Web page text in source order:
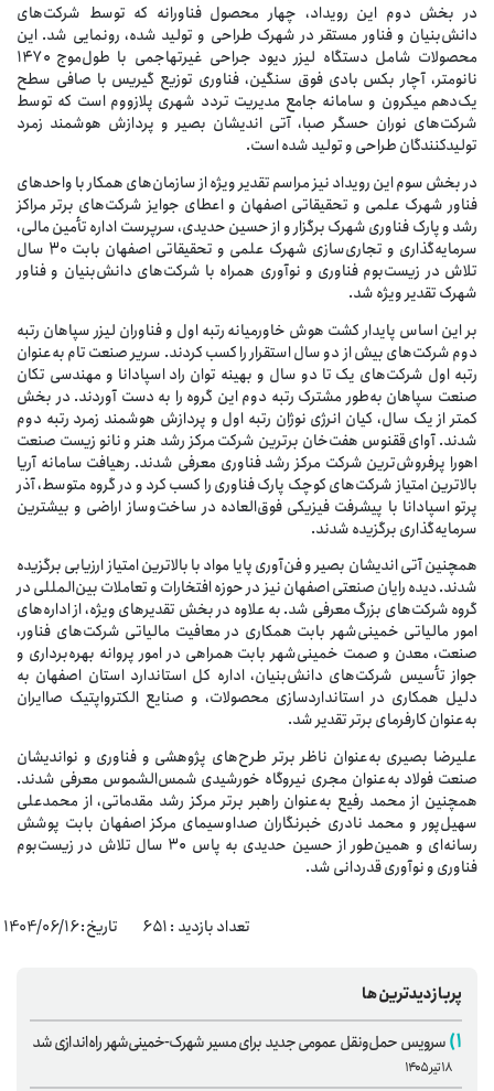
در بخش دوم این رویداد، چهار محصول فناورانه که توسط شرکت‌های
دانش‌بنیان و فناور مستقر در شهرک طراحی و تولید شده، رونمایی شد. این
محصولات شامل دستگاه لیزر دیود جراحی غیرتهاجمی با طول‌موج ۱۴۷۰
نانومتر، آچار بکس بادی فوق سنگین، فناوری توزیع گیریس با صافی سطح
یک‌دهم میکرون و سامانه جامع مدیریت تردد شهری پلازووم است که توسط
شرکت‌های نوران حسگر صبا، آتی اندیشان بصیر و پردازش هوشمند زمرد
تولیدکنندگان طراحی و تولید شده است.
در بخش سوم این رویداد نیز مراسم تقدیر ویژه از سازمان‌های همکار با واحدهای
فناور شهرک علمی و تحقیقاتی اصفهان و اعطای جوایز شرکت‌های برتر مراکز
رشد و پارک فناوری شهرک برگزار و از حسین حدیدی، سرپرست اداره تأمین مالی،
سرمایه‌گذاری و تجاری‌سازی شهرک علمی و تحقیقاتی اصفهان بابت 30 سال
تلاش در زیست‌بوم فناوری و نوآوری همراه با شرکت‌های دانش‌بنیان و فناور
شهرک تقدیر ویژه شد.
بر این اساس پایدار کشت هوش خاورمیانه رتبه اول و فناوران لیزر سپاهان رتبه
دوم شرکت‌های بیش از دو سال استقرار را کسب کردند. سریر صنعت تام به‌عنوان
رتبه اول شرکت‌های یک تا دو سال و بهینه توان راد اسپادانا و مهندسی تکان
صنعت سپاهان به‌طور مشترک رتبه دوم این گروه را به دست آوردند. در بخش
کمتر از یک سال، کیان انرژی نوژان رتبه اول و پردازش هوشمند زمرد رتبه دوم
شدند. آوای ققنوس هفت‌خان برترین شرکت مرکز رشد هنر و نانو زیست صنعت
اهورا پرفروش‌ترین شرکت مرکز رشد فناوری معرفی شدند. رهیافت سامانه آریا
بالاترین امتیاز شرکت‌های کوچک پارک فناوری را کسب کرد و در گروه متوسط، آذر
پرتو اسپادانا با پیشرفت فیزیکی فوق‌العاده در ساخت‌وساز اراضی و بیشترین
سرمایه‌گذاری برگزیده شدند.
همچنین آتی اندیشان بصیر و فن‌آوری پایا مواد با بالاترین امتیاز ارزیابی برگزیده
شدند. دیده رایان صنعتی اصفهان نیز در حوزه افتخارات و تعاملات بین‌المللی در
گروه شرکت‌های بزرگ معرفی شد. به علاوه در بخش تقدیرهای ویژه، از اداره‌های
امور مالیاتی خمینی‌شهر بابت همکاری در معافیت مالیاتی شرکت‌های فناور،
صنعت، معدن و صمت خمینی‌شهر بابت همراهی در امور پروانه بهره‌برداری و
جواز تأسیس شرکت‌های دانش‌بنیان، اداره کل استاندارد استان اصفهان به
دلیل همکاری در استانداردسازی محصولات، و صنایع الکترواپتیک صاایران
به‌عنوان کارفرمای برتر تقدیر شد.
علیرضا بصیری به‌عنوان ناظر برتر طرح‌های پژوهشی و فناوری و نواندیشان
صنعت فولاد به‌عنوان مجری نیروگاه خورشیدی شمس‌الشموس معرفی شدند.
همچنین از محمد رفیع به‌عنوان راهبر برتر مرکز رشد مقدماتی، از محمدعلی
سهیل‌پور و محمد نادری خبرنگاران صداوسیمای مرکز اصفهان بابت پوشش
رسانه‌ای و همین‌طور از حسین حدیدی به پاس ۳۰ سال تلاش در زیست‌بوم
فناوری و نوآوری قدردانی شد.
تعداد بازدید : ۶۵۱ تاریخ: 1404/06/16
پربازدیدترین‌ها
سرویس حمل‌ونقل عمومی جدید برای مسیر شهرک-خمینی‌شهر راه‌اندازی شد